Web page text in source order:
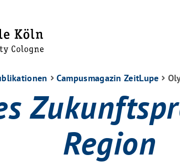
Campusmagazin ZeitLupe
Region